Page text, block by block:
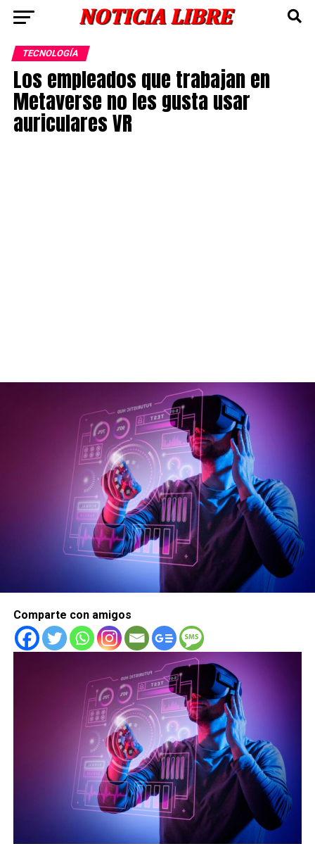
TECNOLOGÍA
Los empleados que trabajan en
Metaverse no les gusta usar
auriculares VR
Comparte con amigos